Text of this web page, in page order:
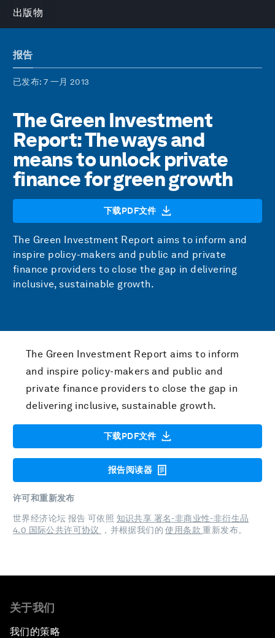
出版物
报告
已发布: 7 一月 2013
The Green Investment
Report: The ways and
means to unlock private
finance for green growth
下载PDF文件
The Green Investment Report aims to inform and
inspire policy-makers and public and private
finance providers to close the gap in delivering
inclusive, sustainable growth.
The Green Investment Report aims to inform
and inspire policy-makers and public and
private finance providers to close the gap in
delivering inclusive, sustainable growth.
下载PDF文件
报告阅读器
许可和重新发布
世界经济论坛 报告 可依照 知识共享 署名-非商业性-非衍生品
4.0 国际公共许可协议
，并根据我们的使用条款重新发布。
关于我们
我们的策略